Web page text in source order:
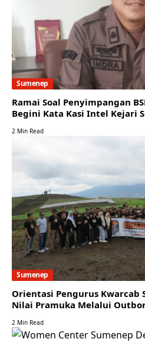
Sumenep
Ramai Soal Penyimpangan
Begini Kata Kasi Intel Kejari
2 Min Read
Sumenep
Orientasi Pengurus Kwarcab
Nilai Pramuka Melalui
2 Min Read